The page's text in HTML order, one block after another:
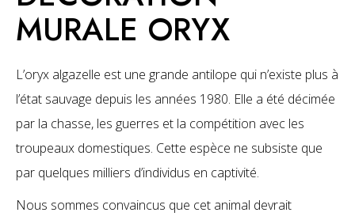
MURALE ORYX
L’oryx algazelle est une grande antilope qui n’existe plus à
l’état sauvage depuis les années 1980. Elle a été décimée
par la chasse, les guerres et la compétition avec les
troupeaux domestiques. Cette espèce ne subsiste que
par quelques milliers d’individus en captivité.
Nous sommes convaincus que cet animal devrait